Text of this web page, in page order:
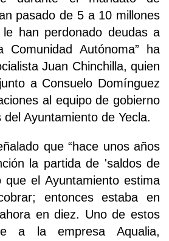
pasado de 5 a 10 millones
han perdonado deudas a
Autónoma” ha
Juan Chinchilla, quien
a Consuelo Domínguez
al equipo de gobierno
Ayuntamiento de Yecla.
que “hace unos años
la partida de 'saldos de
que el Ayuntamiento estima
entonces estaba en
en diez. Uno de estos
a la empresa Aqualia,